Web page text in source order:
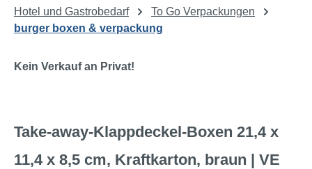
Hotel und Gastrobedarf
To Go Verpackungen
burger boxen & verpackung
Kein Verkauf an Privat!
Take-away-Klappdeckel-Boxen 21,4 x
11,4 x 8,5 cm, Kraftkarton, braun | VE